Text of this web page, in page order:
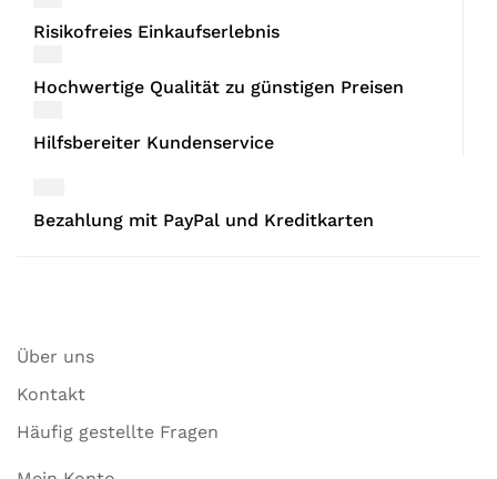
Risikofreies Einkaufserlebnis
Hochwertige Qualität zu günstigen Preisen
Hilfsbereiter Kundenservice
Bezahlung mit PayPal und Kreditkarten
Über uns
Kontakt
Häufig gestellte Fragen